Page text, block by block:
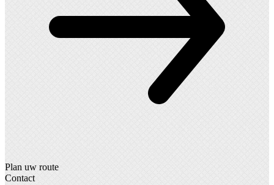
Plan uw route
Contact